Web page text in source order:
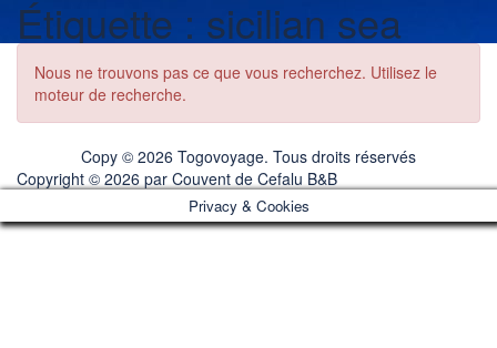
Étiquette : sicilian sea
Nous ne trouvons pas ce que vous recherchez. Utilisez le
moteur de recherche.
Copy © 2026 Togovoyage. Tous droits réservés
Copyright © 2026 par Couvent de Cefalu B&B
Privacy & Cookies